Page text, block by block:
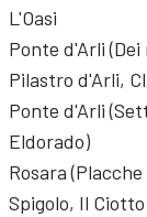
L'Oasi
Ponte d'Arli
Pilastro d'Arli,
Ponte d'Arli
Eldorado)
Rosara
Spigolo, Il